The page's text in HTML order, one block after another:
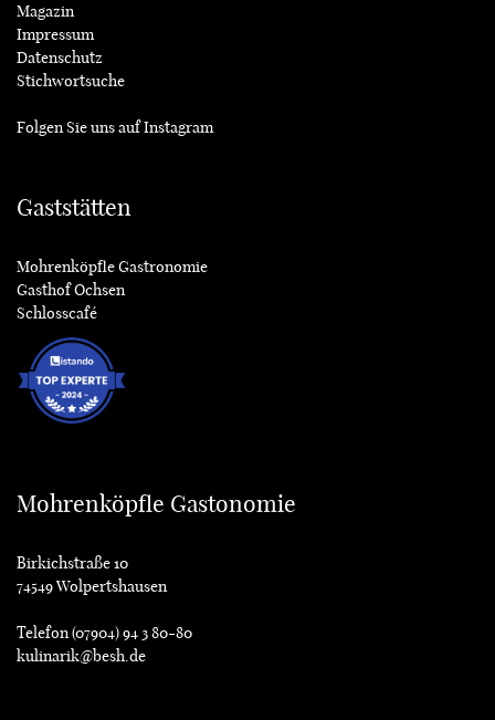
Magazin
Impressum
Datenschutz
Stichwortsuche
Folgen Sie uns aufInstagram
Gaststätten
Mohrenköpfle Gastronomie
Gasthof Ochsen
Schlosscafé
Mohrenköpfle Gastonomie
Birkichstraße 10
74549 Wolpertshausen
Telefon (07904) 94 3 80-80
kulinarik@besh.de